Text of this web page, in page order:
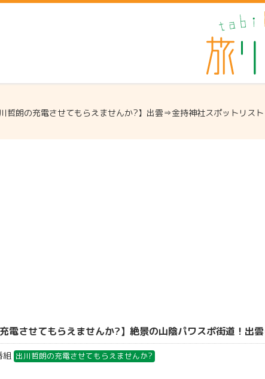
川哲朗の充電させてもらえませんか?】出雲⇒金持神社スポットリスト
充電させてもらえませんか?】絶景の山陰パワスポ街道！
組 出川哲朗の充電させてもらえませんか?